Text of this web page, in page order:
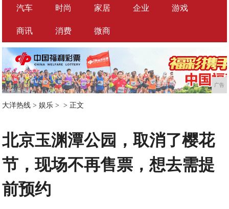
汽车 时尚 家居 企业 游戏
商讯 消费 微商
广告
大洋热线 >娱乐 > > 正文
北京玉渊潭公园，取消了樱花
节，现场不再售票，想去需提
前预约